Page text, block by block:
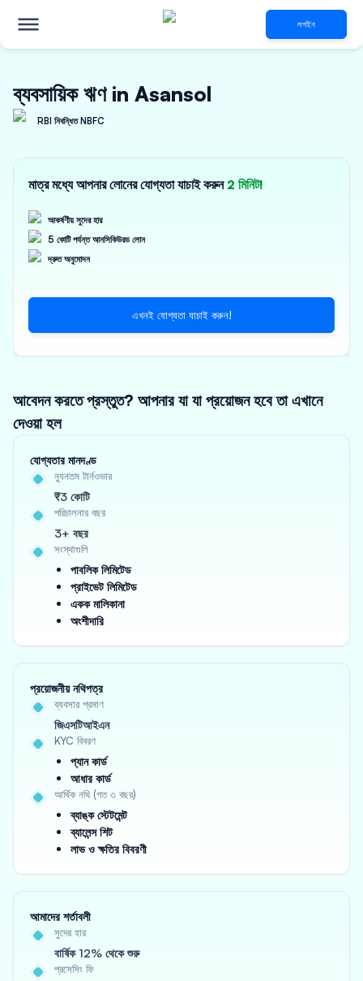
লগইন
ব্যবসায়িক ঋণ in Asansol
RBI নিবন্ধিত NBFC
মাত্র মধ্যে আপনার লোনের যোগ্যতা যাচাই করুন 2 মিনিট!
আকর্ষণীয় সুদের হার
5 কোটি পর্যন্ত আনসিকিউরড লোন
দ্রুত অনুমোদন
এখনই যোগ্যতা যাচাই করুন!
আবেদন করতে প্রস্তুত? আপনার যা যা প্রয়োজন হবে তা এখানে
দেওয়া হল
যোগ্যতার মানদণ্ড
ন্যূনতম টার্নওভার
₹3 কোটি
পরিচালনার বছর
3+ বছর
সংস্থাগুলি
পাবলিক লিমিটেড
প্রাইভেট লিমিটেড
একক মালিকানা
অংশীদারি
প্রয়োজনীয় নথিপত্র
ব্যবসার প্রমাণ
জিএসটিআইএন
KYC বিবরণ
প্যান কার্ড
আধার কার্ড
আর্থিক নথি (গত ৩ বছর)
ব্যাঙ্ক স্টেটমেন্ট
ব্যালেন্স শিট
লাভ ও ক্ষতির বিবরণী
আমাদের শর্তাবলী
সুদের হার
বার্ষিক 12% থেকে শুরু
প্রসেসিং ফি